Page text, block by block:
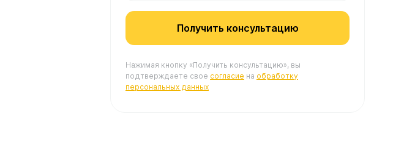
Получить консультацию
Нажимая кнопку «Получить консультацию», вы
подтверждаете свое согласие на обработку
персональных данных